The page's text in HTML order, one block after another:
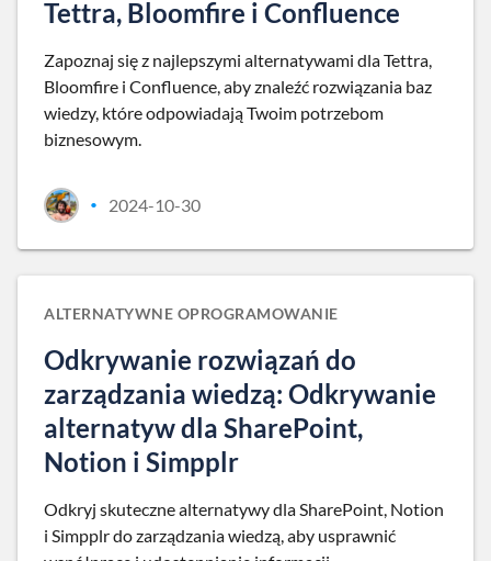
Tettra, Bloomfire i Confluence
Zapoznaj się z najlepszymi alternatywami dla Tettra,
Bloomfire i Confluence, aby znaleźć rozwiązania baz
wiedzy, które odpowiadają Twoim potrzebom
biznesowym.
• 2024-10-30
ALTERNATYWNE OPROGRAMOWANIE
Odkrywanie rozwiązań do
zarządzania wiedzą: Odkrywanie
alternatyw dla SharePoint,
Notion i Simpplr
Odkryj skuteczne alternatywy dla SharePoint, Notion
i Simpplr do zarządzania wiedzą, aby usprawnić